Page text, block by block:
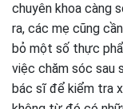
chuyên khoa càng
ra, các mẹ cũng
bỏ một số thực
việc chăm sóc sau
bác sĩ để kiểm tra